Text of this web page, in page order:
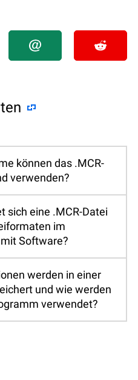
können das .MCR-
verwenden?
sich eine .MCR-Datei
im
Software?
werden in einer
und wie werden
verwendet?